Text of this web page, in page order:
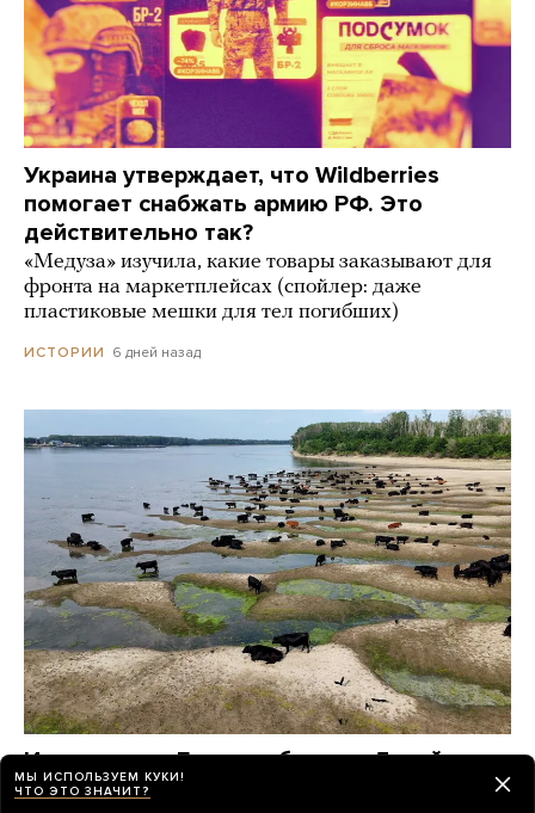
Украина утверждает, что Wildberries
помогает снабжать армию РФ. Это
действительно так?
«Медуза» изучила, какие товары заказывают для
фронта на маркетплейсах (спойлер: даже
пластиковые мешки для тел погибших)
ИСТОРИИ 6 дней назад
Из-за жары в Европе обмелел Дунай.
На поверхности реки показались
МЫ ИСПОЛЬЗУЕМ КУКИ!
ЧТО ЭТО ЗНАЧИТ?